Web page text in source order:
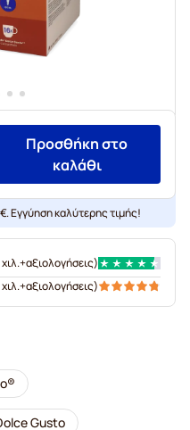
Προσθήκη στο
καλάθι
Εγγύηση καλύτερης τιμής!
αξιολογήσεις)
αξιολογήσεις)
Gusto